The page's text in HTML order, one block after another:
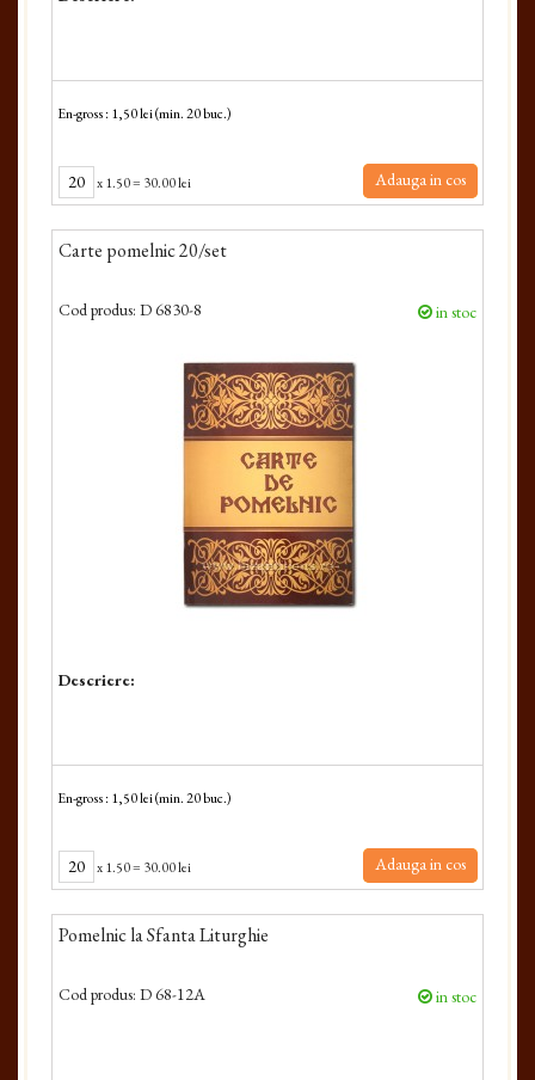
En-gross : 1,50 lei (min. 20 buc.)
x1.50= 30.00 lei Adauga in cos
Carte pomelnic 20/set
Cod produs: D 6830-8 in stoc
Descriere:
En-gross : 1,50 lei (min. 20 buc.)
x1.50= 30.00 lei Adauga in cos
Pomelnic la Sfanta Liturghie
Cod produs: D 68-12A in stoc